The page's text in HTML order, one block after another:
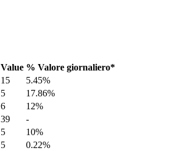
Value % Valore giornaliero*
15
5.45%
5
17.86%
6
12%
39
-
5
10%
5
0.22%